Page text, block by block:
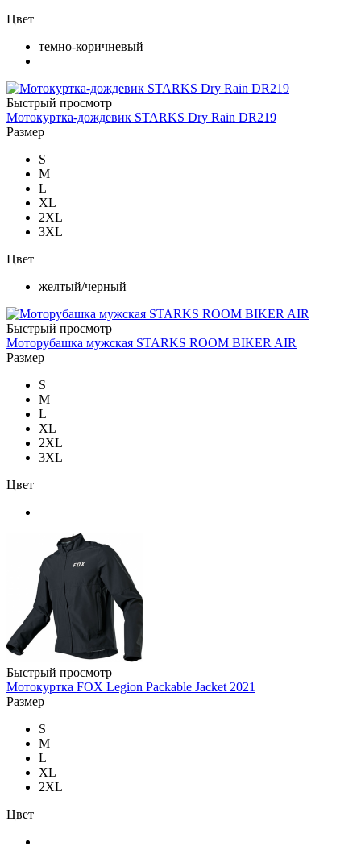
Цвет
темно-коричневый
Быстрый просмотр
Мотокуртка-дождевик STARKS Dry Rain DR219
Размер
S
M
L
XL
2XL
3XL
Цвет
желтый/черный
Быстрый просмотр
Моторубашка мужская STARKS ROOM BIKER AIR
Размер
S
M
L
XL
2XL
3XL
Цвет
Быстрый просмотр
Мотокуртка FOX Legion Packable Jacket 2021
Размер
S
M
L
XL
2XL
Цвет